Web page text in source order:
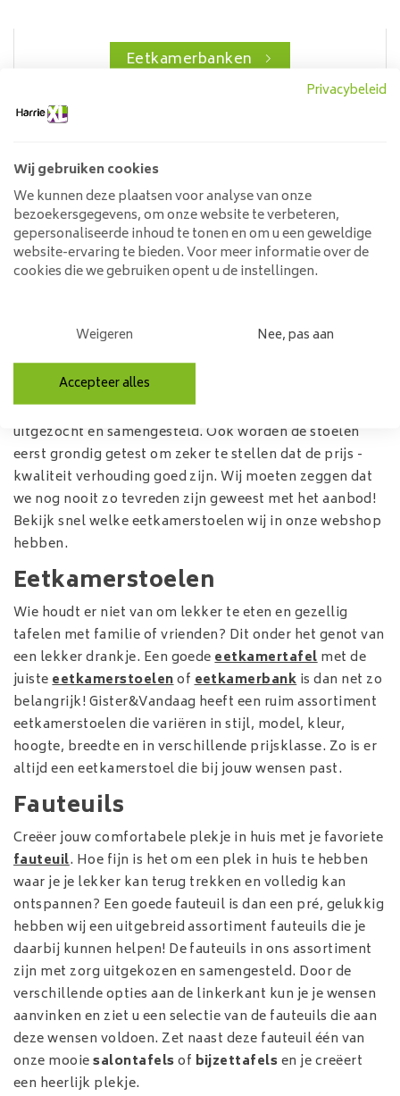
Eetkamerbanken
Stoelen, Fauteuils, Barkrukken,
Eetkamerbanken
Stoelen kopen met kwaliteit
Eetkamerstoelen kopen met kwaliteit is iets wat
iedereen wil, zonder daar de hoofdprijs voor te betalen.
beste prijs - kwaliteit verhouding, iets wat iedereen wil
maar vaak lastig te vinden is. Ons assortiment
eetkamerstoelen -fauteuils
eetkamerbanken e.d. zijn dan ook met veel zorg
uitgezocht en samengesteld. Ook worden de stoelen
eerst grondig getest om zeker te stellen dat de prijs -
kwaliteit verhouding goed zijn. Wij moeten zeggen dat
we nog nooit zo tevreden zijn geweest met het aanbod!
Bekijk snel welke eetkamerstoelen wij in onze webshop
hebben.
Eetkamerstoelen
Wie houdt er niet van om lekker te eten en gezellig
tafelen met familie of vrienden? Dit onder het genot van
een lekker drankje. Een goedeeetkamertafelmet de
juisteeetkamerstoelenofeetkamerbankis dan net zo
belangrijk! Gister&Vandaag heeft een ruim assortiment
eetkamerstoelen die variëren in stijl, model, kleur,
hoogte, breedte en in verschillende prijsklasse. Zo is er
altijd een eetkamerstoel die bij jouw wensen past.
Fauteuils
Creëer jouw comfortabele plekje in huis met je favoriete
fauteuil. Hoe fijn is het om een plek in huis te hebben
waar je je lekker kan terug trekken en volledig kan
ontspannen? Een goede fauteuil is dan een pré, gelukkig
hebben wij een uitgebreid assortiment fauteuils die je
daarbij kunnen helpen! De fauteuils in ons assortiment
zijn met zorg uitgekozen en samengesteld. Door de
verschillende opties aan de linkerkant kun je je wensen
aanvinken en ziet u een selectie van de fauteuils die aan
deze wensen voldoen. Zet naast deze fauteuil één van
onze mooiesalontafelsof bijzettafelsen je creëert
een heerlijk plekje.
Privacybeleid
Wij gebruiken cookies
We kunnen deze plaatsen voor analyse van onze
bezoekersgegevens, om onze website te verbeteren,
gepersonaliseerde inhoud te tonen en om u een geweldige
website-ervaring te bieden. Voor meer informatie over de
cookies die we gebruiken opent u de instellingen.
Weigeren Nee, pas aan
Accepteer alles